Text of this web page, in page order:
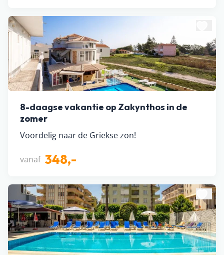
8-daagse vakantie op Zakynthos in de
zomer
Voordelig naar de Griekse zon!
vanaf 348,-